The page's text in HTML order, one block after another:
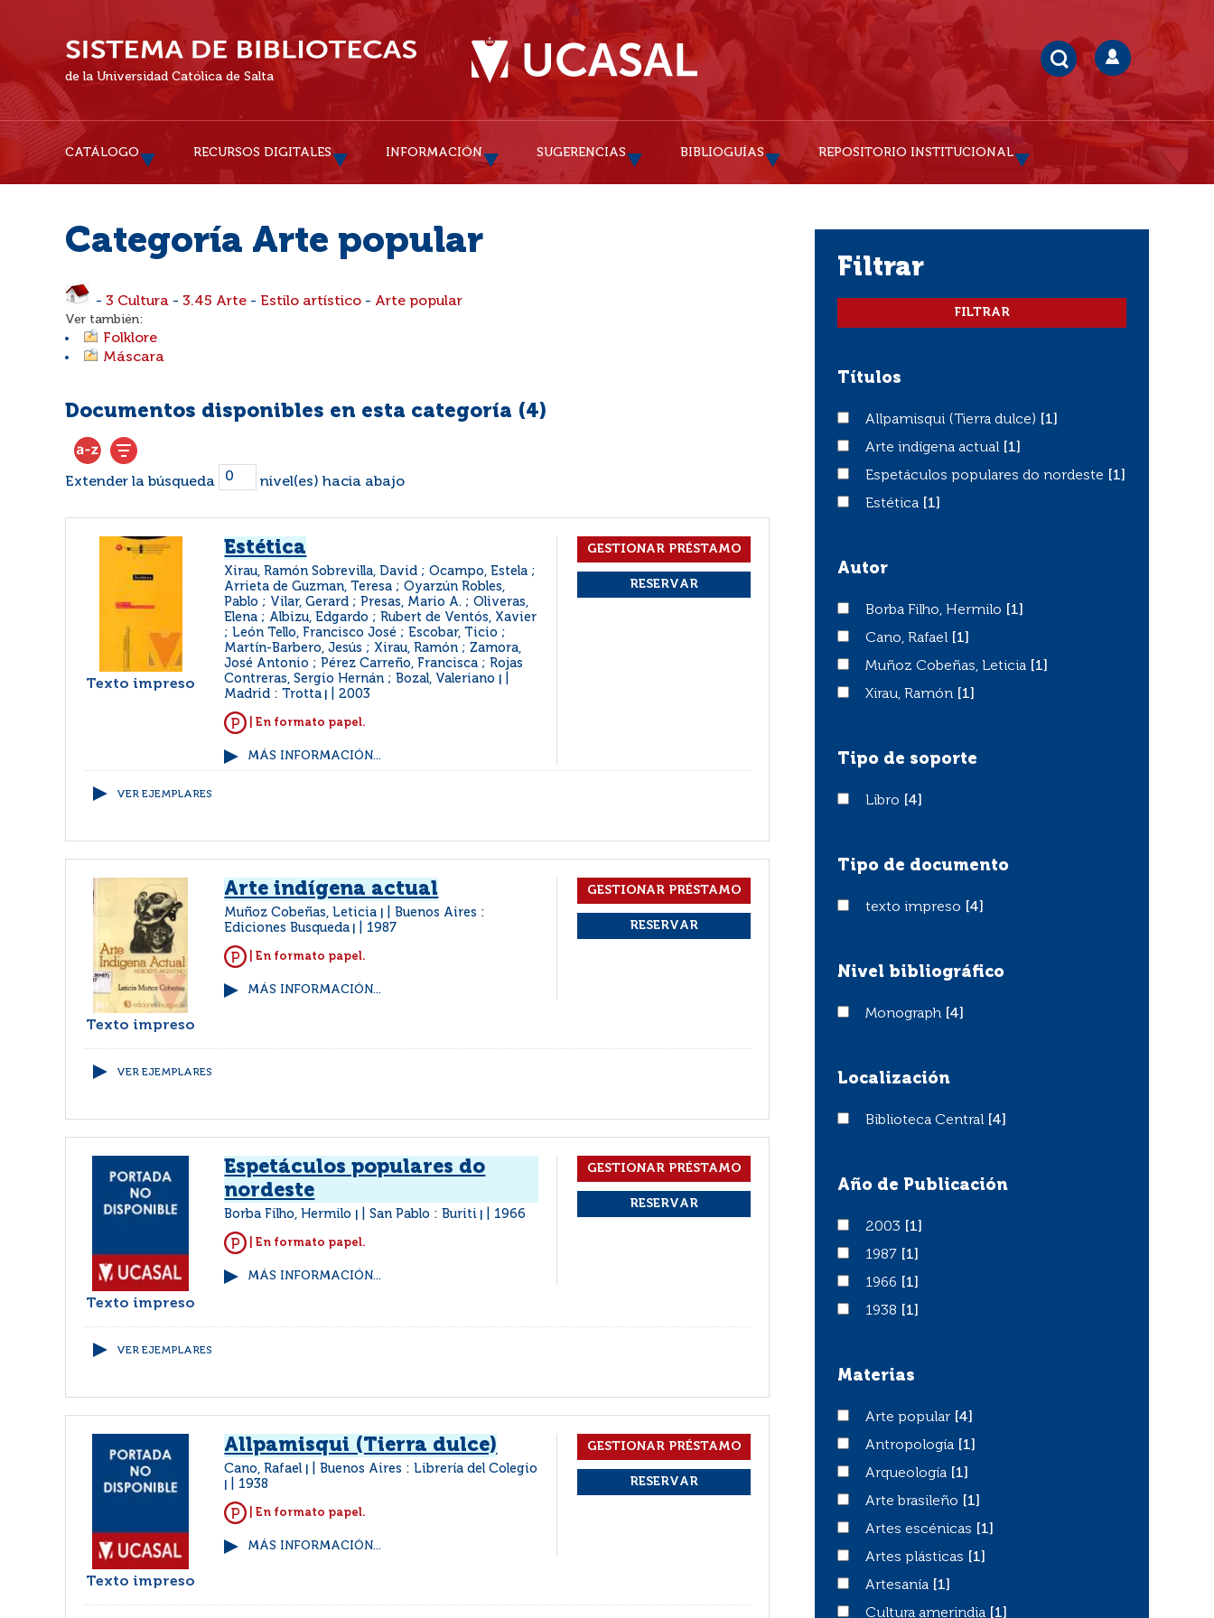
de la Universidad Católica de Salta
CATÁLOGO RECURSOS DIGITALES INFORMACIÓN SUGERENCIAS BIBLIOGUÍAS REPOSITORIO INSTITUCIONAL
Categoría Arte popular
- 3 Cultura - 3.45 Arte - Estilo artístico - Arte popular
Ver también:
Folklore
Máscara
Documentos disponibles en esta categoría (4)
Extender la búsqueda nivel(es) hacia abajo
Texto impreso
Estética
Xirau, Ramón Sobrevilla, David ; Ocampo, Estela ;
Arrieta de Guzman, Teresa ; Oyarzún Robles,
Pablo ; Vilar, Gerard ; Presas, Mario A. ; Oliveras,
Elena ; Albizu, Edgardo ; Rubert de Ventós, Xavier
; León Tello, Francisco José ; Escobar, Ticio ;
Martín-Barbero, Jesús ; Xirau, Ramón ; Zamora,
José Antonio ; Pérez Carreño, Francisca ; Rojas
Contreras, Sergio Hernán ; Bozal, Valeriano
Madrid : Trotta 2003
| En formato papel.
MÁS INFORMACIÓN...
VER EJEMPLARES
Texto impreso
Arte indígena actual
Muñoz Cobeñas, Leticia
Buenos Aires :
Ediciones Busqueda
1987
| En formato papel.
MÁS INFORMACIÓN...
VER EJEMPLARES
Texto impreso
Espetáculos populares do
nordeste
Borba Filho, Hermilo San Pablo : Buriti 1966
| En formato papel.
MÁS INFORMACIÓN...
VER EJEMPLARES
Texto impreso
Allpamisqui (Tierra dulce)
Cano, Rafael Buenos Aires : Librería del Colegio
1938
| En formato papel.
MÁS INFORMACIÓN...
filtrar
Títulos
Allpamisqui (Tierra dulce)
Allpamisqui (Tierra dulce)
[1]
Arte indígena actual
Arte indígena actual
[1]
Espetáculos populares do nordeste
Espetáculos populares do nordeste
[1]
EstéticaEstética [1]
Autor
Borba Filho, Hermilo
Borba Filho, Hermilo
[1]
Cano, Rafael
Cano, Rafael
[1]
Muñoz Cobeñas, Leticia
Muñoz Cobeñas, Leticia
[1]
Xirau, Ramón
Xirau, Ramón [1]
Tipo de soporte
LibroLibro [4]
Tipo de documento
texto impreso
texto impreso [4]
Nivel bibliográfico
Monograph
Monograph [4]
Localización
Biblioteca Central
Biblioteca Central [4]
Año de Publicación
20032003
[1]
19871987
[1]
19661966
[1]
19381938 [1]
Materias
Arte popular
Arte popular
[4]
Antropología
Antropología
[1]
Arqueología
Arqueología
[1]
Arte brasileño
Arte brasileño
[1]
Artes escénicas
Artes escénicas
[1]
Artes plásticas
Artes plásticas
[1]
Artesanía
Artesanía
[1]
Cultura amerindia
Cultura amerindia [1]